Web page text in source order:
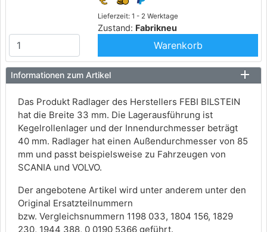
Lieferzeit: 1 - 2 Werktage
Zustand: Fabrikneu
Warenkorb
Informationen zum Artikel
Das Produkt Radlager des Herstellers FEBI BILSTEIN
hat die Breite 33 mm. Die Lagerausführung ist
Kegelrollenlager und der Innendurchmesser beträgt
40 mm. Radlager hat einen Außendurchmesser von 85
mm und passt beispielsweise zu Fahrzeugen von
SCANIA und VOLVO.
Der angebotene Artikel wird unter anderem unter den
Original Ersatzteilnummern
bzw. Vergleichsnummern 1198 033, 1804 156, 1829
230, 1944 388, 0 0190 5366 geführt.